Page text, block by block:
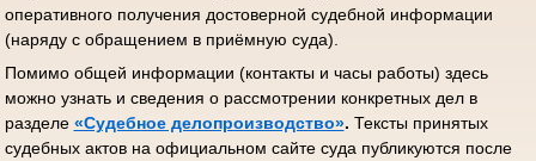
оперативного получения достоверной судебной информации
(наряду с обращением в приёмную суда).
Помимо общей информации (контакты и часы работы) здесь
можно узнать и сведения о рассмотрении конкретных дел в
разделе «Судебное делопроизводство». Тексты принятых
судебных актов на официальном сайте суда публикуются после